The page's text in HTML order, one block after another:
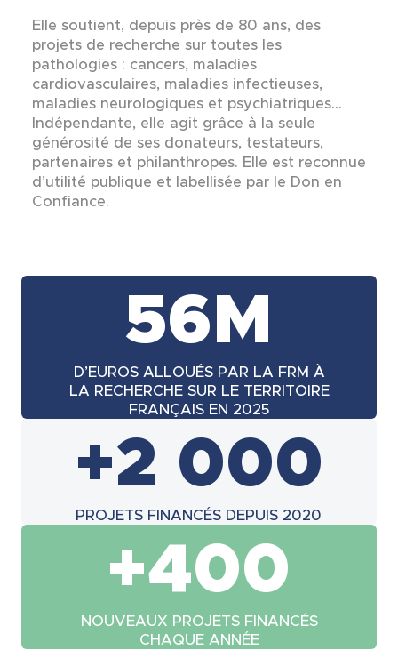
Elle soutient, depuis près de 80 ans, des
projets de recherche sur toutes les
pathologies : cancers, maladies
cardiovasculaires, maladies infectieuses,
maladies neurologiques et psychiatriques…
Indépendante, elle agit grâce à la seule
générosité de ses donateurs, testateurs,
partenaires et philanthropes. Elle est reconnue
d’utilité publique et labellisée par le Don en
Confiance.
56M
D’EUROS ALLOUÉS PAR LA FRM À
LA RECHERCHE SUR LE TERRITOIRE
FRANÇAIS EN 2025
+2 000
PROJETS FINANCÉS DEPUIS 2020
+400
NOUVEAUX PROJETS FINANCÉS
CHAQUE ANNÉE